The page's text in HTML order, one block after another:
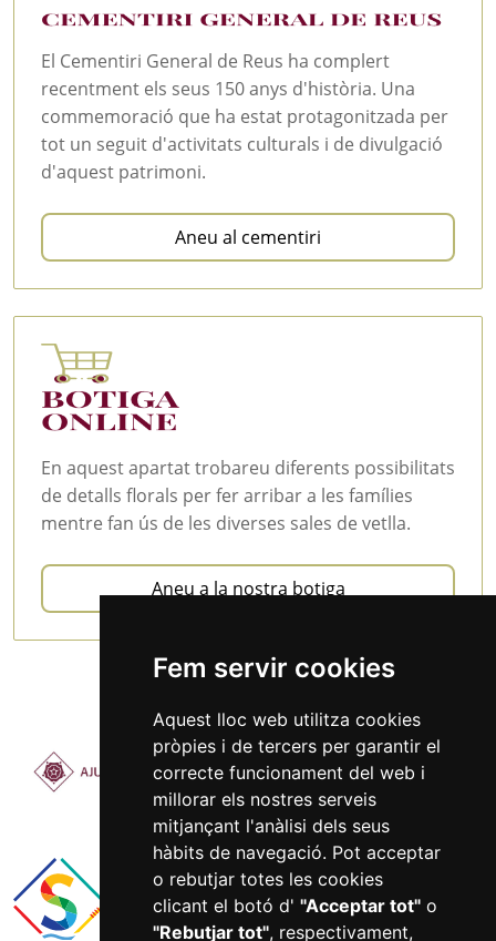
Fem servir cookies
Aquest lloc web utilitza cookies
pròpies i de tercers per garantir el
correcte funcionament del web i
millorar els nostres serveis
mitjançant l'anàlisi dels seus
hàbits de navegació. Pot acceptar
o rebutjar totes les cookies
clicant el botó d' "Acceptar tot"o
"Rebutjar tot", respectivament,
El Cementiri General de Reus ha complert
recentment els seus 150 anys d'història. Una
commemoració que ha estat protagonitzada per
tot un seguit d'activitats culturals i de divulgació
d'aquest patrimoni.
Aneu al cementiri
En aquest apartat trobareu diferents possibilitats
de detalls florals per fer arribar a les famílies
mentre fan ús de les diverses sales de vetlla.
Aneu a la nostra botiga